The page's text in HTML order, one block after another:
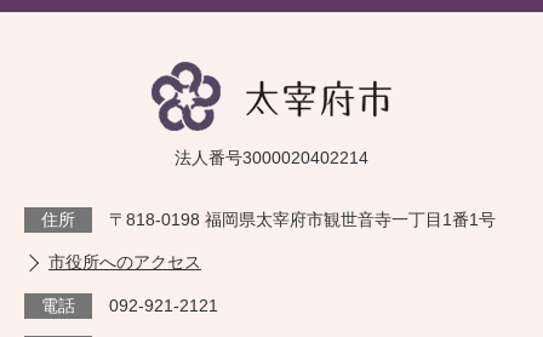
法人番号3000020402214
住所 〒818-0198 福岡県太宰府市観世音寺一丁目1番1号
市役所へのアクセス
電話 092-921-2121